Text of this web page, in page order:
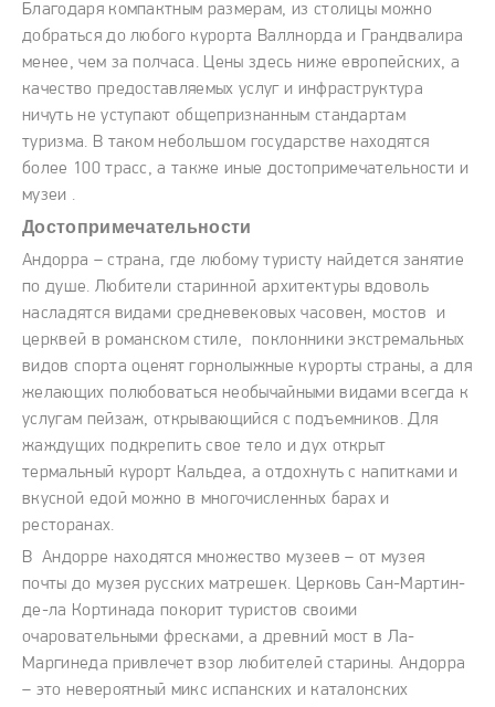
Благодаря компактным размерам, из столицы можно
добраться до любого курорта Валлнорда и Грандвалира
менее, чем за полчаса. Цены здесь ниже европейских, а
качество предоставляемых услуг и инфраструктура
ничуть не уступают общепризнанным стандартам
туризма. В таком небольшом государстве находятся
более 100 трасс, а также иные достопримечательности и
музеи .
Достопримечательности
Андорра – страна, где любому туристу найдется занятие
по душе. Любители старинной архитектуры вдоволь
насладятся видами средневековых часовен, мостов и
церквей в романском стиле, поклонники экстремальных
видов спорта оценят горнолыжные курорты страны, а для
желающих полюбоваться необычайными видами всегда к
услугам пейзаж, открывающийся с подъемников. Для
жаждущих подкрепить свое тело и дух открыт
термальный курорт Кальдеа, а отдохнуть с напитками и
вкусной едой можно в многочисленных барах и
ресторанах.
В Андорре находятся множество музеев – от музея
почты до музея русских матрешек. Церковь Сан-Мартин-
де-ла Кортинада покорит туристов своими
очаровательными фресками, а древний мост в Ла-
Маргинеда привлечет взор любителей старины. Андорра
– это невероятный микс испанских и каталонских